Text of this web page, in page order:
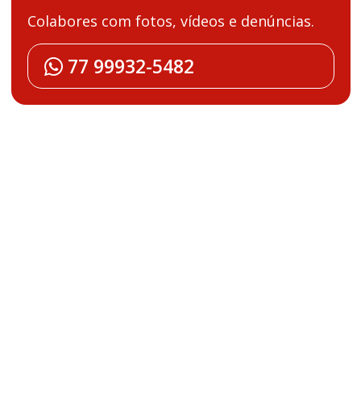
Colabores com fotos, vídeos e denúncias.
77 99932-5482